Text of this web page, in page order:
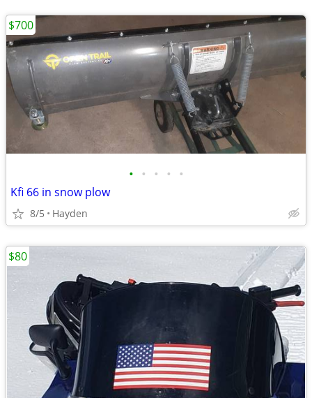
• • • • •
Kfi 66 in snow plow
8/5 Hayden
$700
$80